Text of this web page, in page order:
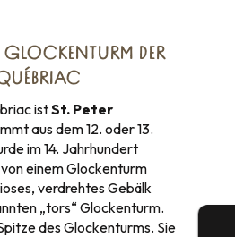
GLOCKENTURM DER
istSt. Peter
aus dem 12. oder 13.
im 14. Jahrhundert
einem Glockenturm
verdrehtes Gebälk
„tors“ Glockenturm.
des Glockenturms. Sie